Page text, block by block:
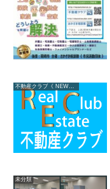
不動産クラブ《 NEWS 》
未分類